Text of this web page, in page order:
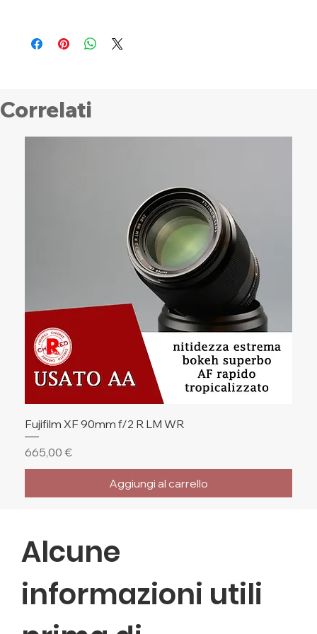
Tappo corpo BF-N1
Batteria ricaricabile Li-ion EN-EL15c con copricontatti
Scheda di memoria SDXC 128GB
Alcune
informazioni utili
Fujifilm XF 90mm f/2 R LM WR
Prezzo
665,00 €
Aggiungi al carrello
Correlati